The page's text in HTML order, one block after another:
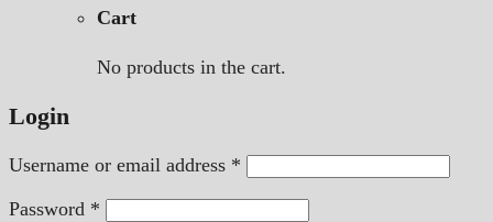
Cart
No products in the cart.
Login
Username or email address *
Password *